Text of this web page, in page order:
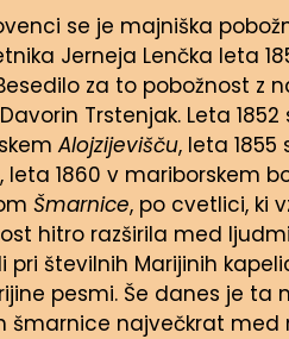
se je majniška
Jerneja Lenčka leta
za to pobožnost z
Trstenjak. Leta
Alojzijevišču, leta
leta 1860 v mariborskem
Šmarnice, po cvetlici, ki
hitro razširila med
pri številnih Marijinih
pesmi. Še danes je
šmarnice največkrat med